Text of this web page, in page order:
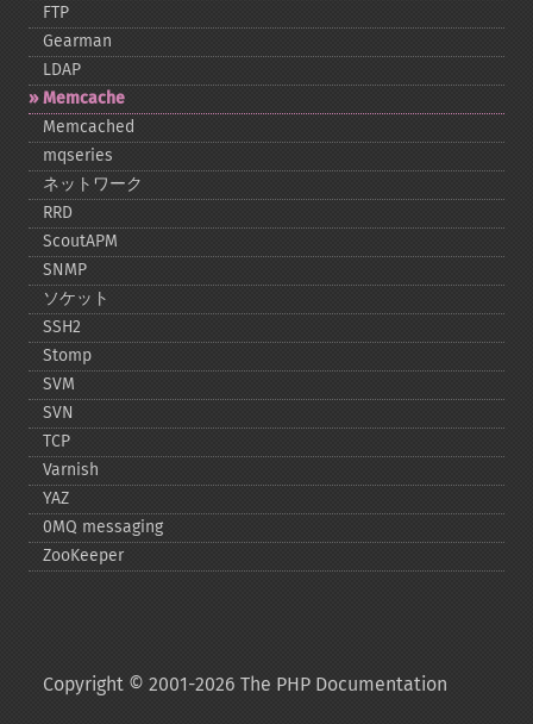
FTP
Gearman
LDAP
Memcache
Memcached
mqseries
ネットワーク
RRD
ScoutAPM
SNMP
ソケット
SSH2
Stomp
SVM
SVN
TCP
Varnish
YAZ
0MQ messaging
ZooKeeper
Copyright © 2001-2026 The PHP Documentation